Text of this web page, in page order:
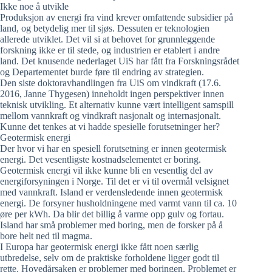
Ikke noe å utvikle
Produksjon av energi fra vind krever omfattende subsidier på
land, og betydelig mer til sjøs. Dessuten er teknologien
allerede utviklet. Det vil si at behovet for grunnleggende
forskning ikke er til stede, og industrien er etablert i andre
land. Det knusende nederlaget UiS har fått fra Forskningsrådet
og Departementet burde føre til endring av strategien.
Den siste doktoravhandlingen fra UiS om vindkraft (17.6.
2016, Janne Thygesen) inneholdt ingen perspektiver innen
teknisk utvikling. Et alternativ kunne vært intelligent samspill
mellom vannkraft og vindkraft nasjonalt og internasjonalt.
Kunne det tenkes at vi hadde spesielle forutsetninger her?
Geotermisk energi
Der hvor vi har en spesiell forutsetning er innen geotermisk
energi. Det vesentligste kostnadselementet er boring.
Geotermisk energi vil ikke kunne bli en vesentlig del av
energiforsyningen i Norge. Til det er vi til overmål velsignet
med vannkraft. Island er verdensledende innen geotermisk
energi. De forsyner husholdningene med varmt vann til ca. 10
øre per kWh. Da blir det billig å varme opp gulv og fortau.
Island har små problemer med boring, men de forsker på å
bore helt ned til magma.
I Europa har geotermisk energi ikke fått noen særlig
utbredelse, selv om de praktiske forholdene ligger godt til
rette. Hovedårsaken er problemer med boringen. Problemet er